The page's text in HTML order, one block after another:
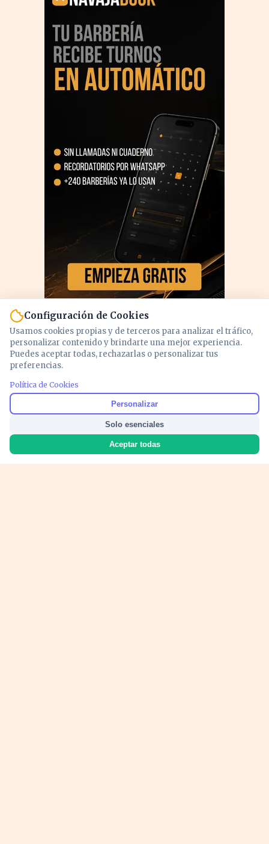
Configuración de Cookies
Usamos cookies propias y de terceros para analizar el tráfico,
personalizar contenido y brindarte una mejor experiencia.
Puedes aceptar todas, rechazarlas o personalizar tus
preferencias.
Política de Cookies
Personalizar
Solo esenciales
Aceptar todas